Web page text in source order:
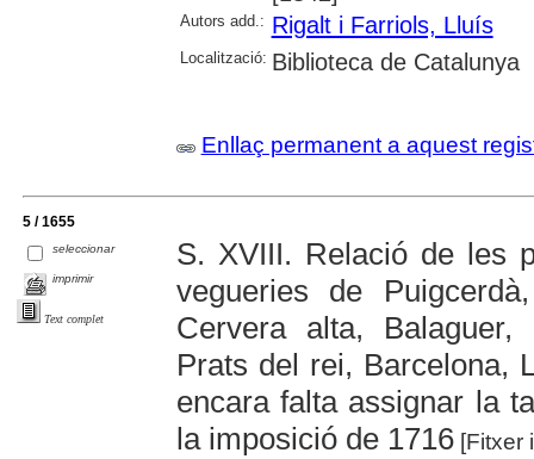
Autors add.: Rigalt i Farriols, Lluís
Localització: Biblioteca de Catalunya
Enllaç permanent a aquest
5 / 1655
seleccionar
imprimir
Text complet
S. XVIII. Relació de les
vegueries de
Cervera alta, Balaguer,
Prats del rei, Barcelona,
encara falta assignar la
la imposició de 1716[Fitxer